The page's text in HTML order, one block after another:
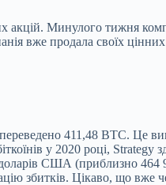
Минулого тижня
вже продала своїх
переведено 411,48 BTC.
у 2020 році,
США (приблизно
збитків. Цікаво, що вже